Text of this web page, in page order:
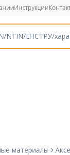
Инструкции
материалы